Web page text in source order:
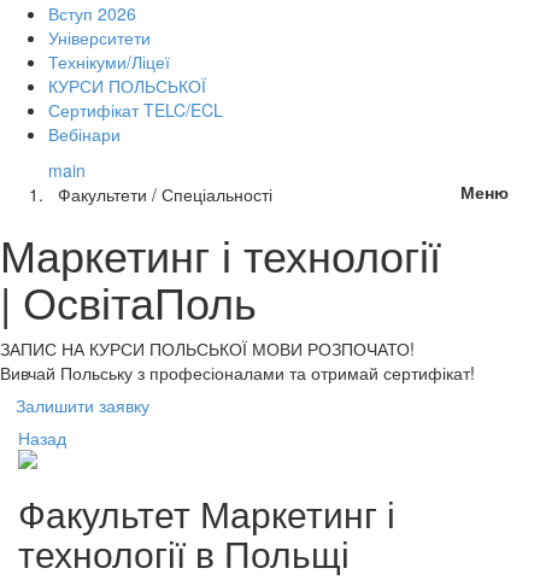
Вступ 2026
Університети
Технікуми/Ліцеї
КУРСИ ПОЛЬСЬКОЇ
Сертифікат TELC/ECL
Вебінари
Меню
main
Факультети / Спеціальності
Маркетинг і технології
| ОсвітаПоль
ЗАПИС НА КУРСИ ПОЛЬСЬКОЇ МОВИ РОЗПОЧАТО!
Вивчай Польську з професіоналами та отримай сертифікат!
Залишити заявку
Назад
Факультет Маркетинг і
технології в Польщі